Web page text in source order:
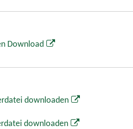
Download
downloaden
downloaden